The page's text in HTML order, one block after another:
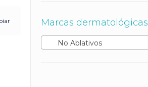
Marcas dermatológicas
No Ablativos